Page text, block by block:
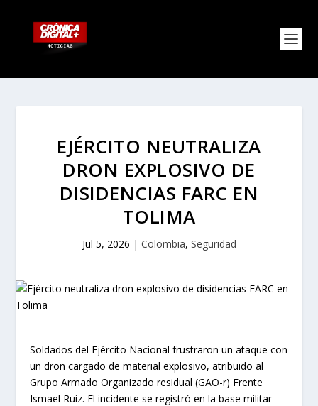
EJÉRCITO NEUTRALIZA
DRON EXPLOSIVO DE
DISIDENCIAS FARC EN
TOLIMA
Jul 5, 2026 | Colombia, Seguridad
Soldados del Ejército Nacional frustraron un ataque con
un dron cargado de material explosivo, atribuido al
Grupo Armado Organizado residual (GAO-r) Frente
Ismael Ruiz. El incidente se registró en la base militar